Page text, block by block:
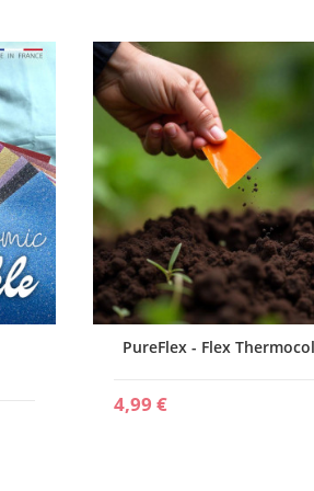
PureFlex - Flex
4,99 €